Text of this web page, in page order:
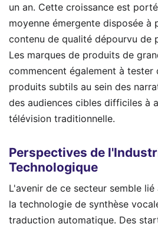
un an. Cette croissance est
moyenne émergente disposée à
contenu de qualité dépourvu de
Les marques de produits de
commencent également à tester
produits subtils au sein des
des audiences cibles difficiles à
télévision traditionnelle.
Perspectives de
Technologique
L'avenir de ce secteur semble
la technologie de synthèse
traduction automatique. Des